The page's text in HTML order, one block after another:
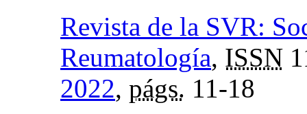
Revista de la SVR:
Reumatología, ISSN
2022, págs. 11-18